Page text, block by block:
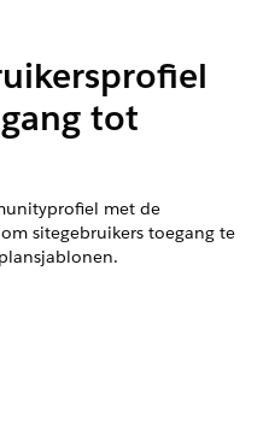
tot
met de
sitegebruikers toegang te
Consumer Goods Cloud,
Cloud, Government